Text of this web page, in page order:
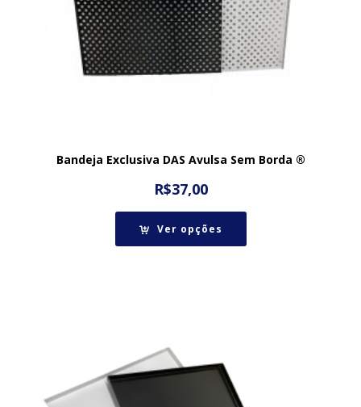
Bandeja Exclusiva DAS Avulsa Sem Borda ®
R$37,00
Ver opções